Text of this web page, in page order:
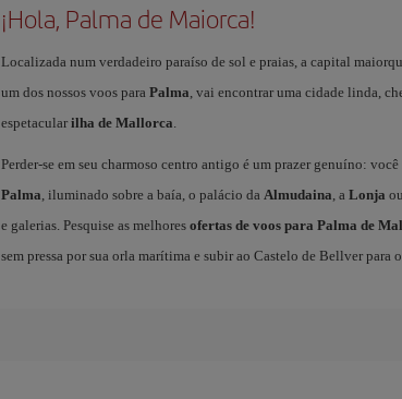
¡Hola, Palma de Maiorca!
Localizada num verdadeiro paraíso de sol e praias, a capital
um dos nossos voos para Palma, vai encontrar uma cidade linda,
espetacular ilha de Mallorca.
Perder-se em seu charmoso centro antigo é um prazer genuíno:
Palma, iluminado sobre a baía, o palácio da Almudaina, a Lonja
e galerias. Pesquise as melhores ofertas de voos para Palma de
sem pressa por sua orla marítima e subir ao Castelo de Bellver para